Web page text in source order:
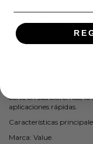
carga y mantenimiento
refrigeración. Incluye
azul y amarilla), con
Estas mangueras están
corte en sus extremos,
aplicaciones rápidas.
Características
Marca: Value.